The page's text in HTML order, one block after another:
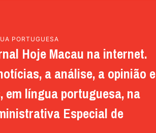
PORTUGUESA
Hoje Macau na internet.
a análise, a opinião e
em língua portuguesa, na
Especial de